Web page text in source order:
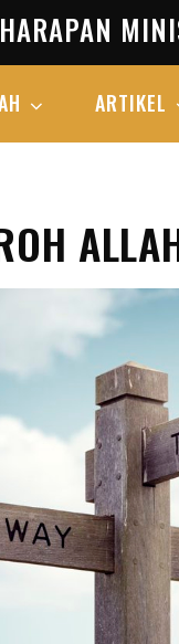
ARTIKEL